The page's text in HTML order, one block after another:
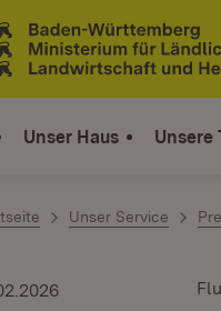
springen
zur Startseite
Unser Haus Unsere
Unser Service